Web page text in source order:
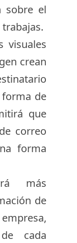
sobre el
visuales
crean
de
que
correo
forma
más
de
cada